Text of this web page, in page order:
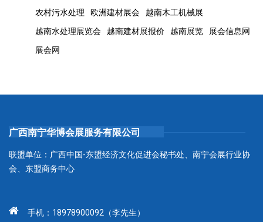
农村污水处理
欧洲建材展会
越南木工机械展
越南水处理展览会
越南建材展报价 越南展览
展会信息网
展会网
广西南宁华博会展服务有限公司
联盟单位：广西中国-东盟经济文化促进会秘书处、南宁会展行业协
会、东盟商务中心
手机：18978900092（李先生）